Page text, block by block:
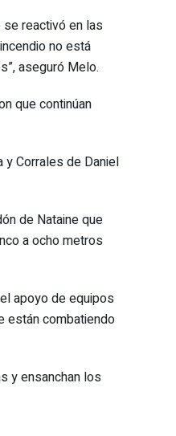
se reactivó en las
no está
aseguró Melo.
que continúan
y Corrales de Daniel
de Nataine que
a ocho metros
apoyo de equipos
están combatiendo
y ensanchan los